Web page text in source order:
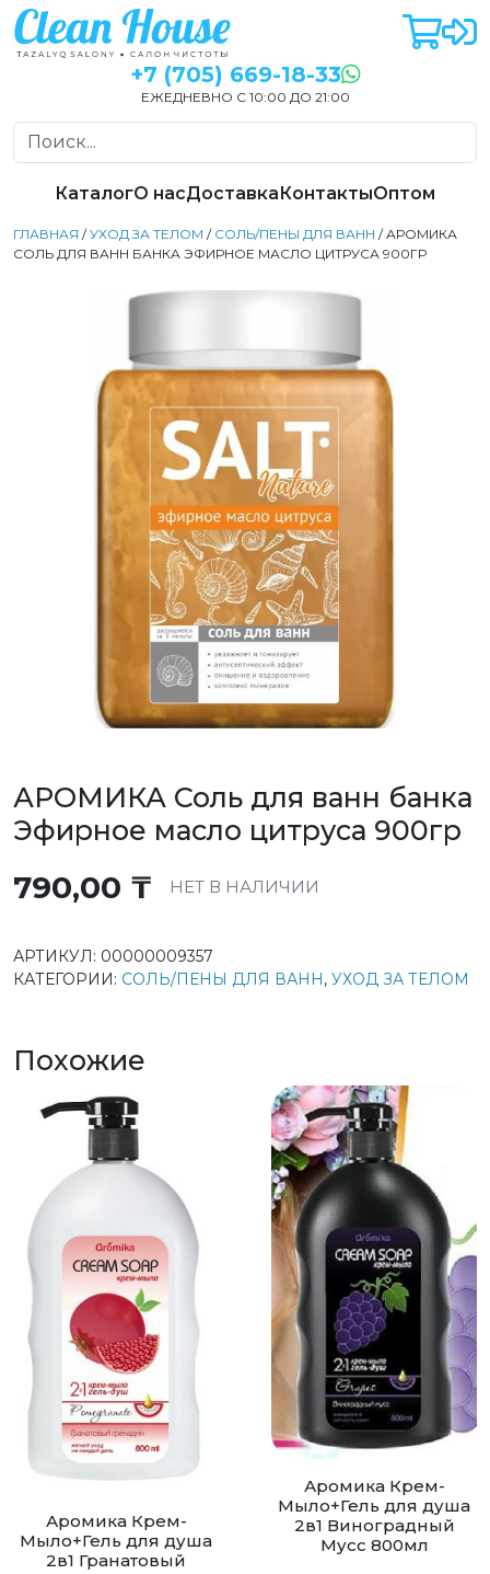
+7 (705) 669-18-33
ЕЖЕДНЕВНО С 10:00 ДО 21:00
КаталогО насДоставкаКонтактыОптом
ГЛАВНАЯ /УХОД ЗА ТЕЛОМ / СОЛЬ/ПЕНЫ ДЛЯ ВАНН / АРОМИКА
СОЛЬ ДЛЯ ВАНН БАНКА ЭФИРНОЕ МАСЛО ЦИТРУСА 900ГР
АРОМИКА Соль для ванн банка
Эфирное масло цитруса 900гр
790,00 ₸ НЕТ В НАЛИЧИИ
АРТИКУЛ: 00000009357
КАТЕГОРИИ: СОЛЬ/ПЕНЫ ДЛЯ ВАНН, УХОД ЗА ТЕЛОМ
Похожие
Аромика Крем-
Мыло+Гель для душа
2в1 Гранатовый
Аромика Крем-
Мыло+Гель для душа
2в1 Виноградный
Мусс 800мл